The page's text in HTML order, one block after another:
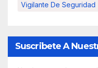
Vigilante De Seguridad
Suscribete A